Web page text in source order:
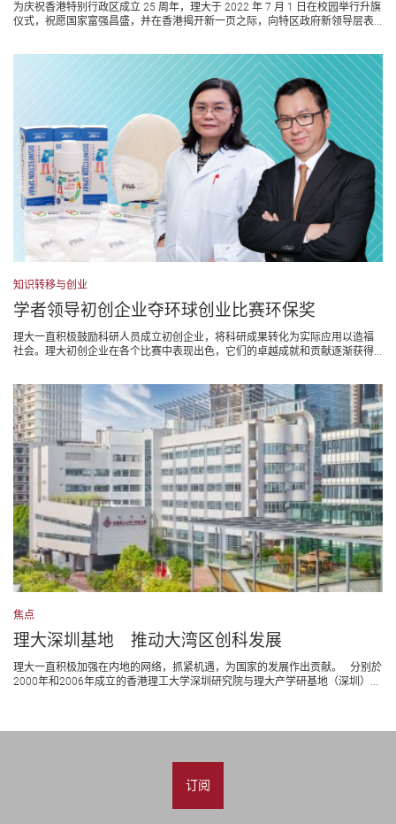
为庆祝香港特别行政区成立 25 周年，理大于 2022 年 7 月 1 日在校园举行升旗
仪式，祝愿国家富强昌盛，并在香港揭开新一页之际，向特区政府新领导层表...
知识转移与创业
学者领导初创企业夺环球创业比赛环保奖
理大一直积极鼓励科研人员成立初创企业，将科研成果转化为实际应用以造福
社会。理大初创企业在各个比赛中表现出色，它们的卓越成就和贡献逐渐获得...
焦点
理大深圳基地 推动大湾区创科发展
理大一直积极加强在内地的网络，抓紧机遇，为国家的发展作出贡献。 分别於
2000年和2006年成立的香港理工大学深圳研究院与理大产学研基地（深圳）...
订阅